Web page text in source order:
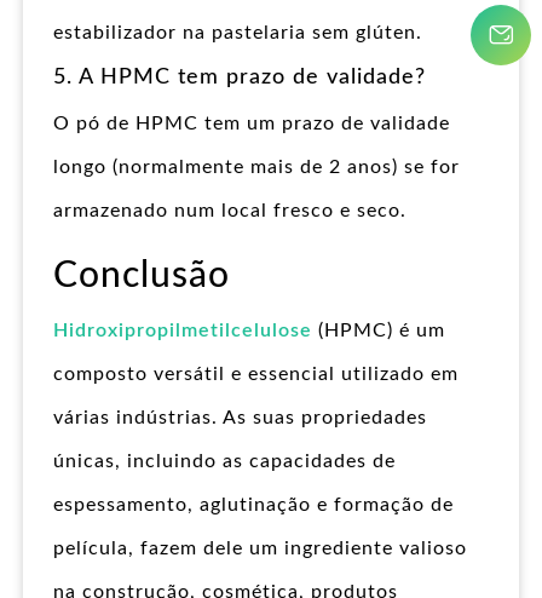
estabilizador na pastelaria sem glúten.
5. A HPMC tem prazo de validade?
O pó de HPMC tem um prazo de validade
longo (normalmente mais de 2 anos) se for
armazenado num local fresco e seco.
Conclusão
Hidroxipropilmetilcelulose (HPMC) é um
composto versátil e essencial utilizado em
várias indústrias. As suas propriedades
únicas, incluindo as capacidades de
espessamento, aglutinação e formação de
película, fazem dele um ingrediente valioso
na construção, cosmética, produtos